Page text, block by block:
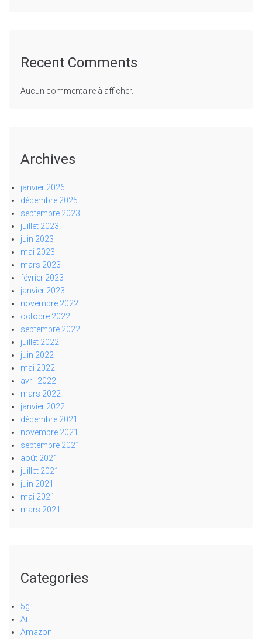
Recent Comments
Aucun commentaire à afficher.
Archives
janvier 2026
décembre 2025
septembre 2023
juillet 2023
juin 2023
mai 2023
mars 2023
février 2023
janvier 2023
novembre 2022
octobre 2022
septembre 2022
juillet 2022
juin 2022
mai 2022
avril 2022
mars 2022
janvier 2022
décembre 2021
novembre 2021
septembre 2021
août 2021
juillet 2021
juin 2021
mai 2021
mars 2021
Categories
5g
Ai
Amazon